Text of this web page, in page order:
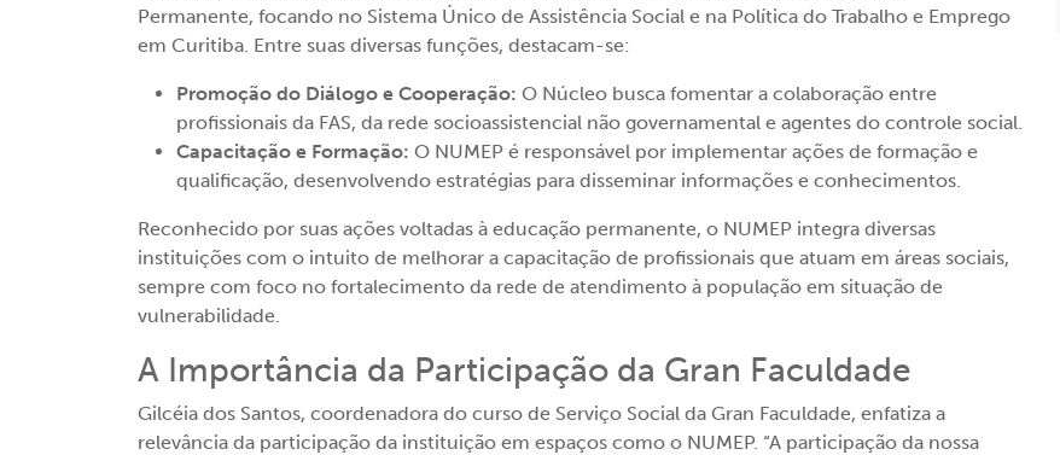
Permanente, focando no Sistema Único de Assistência Social e na Política do Trabalho e Emprego
em Curitiba. Entre suas diversas funções, destacam-se:
Promoção do Diálogo e Cooperação: O Núcleo busca fomentar a colaboração entre
profissionais da FAS, da rede socioassistencial não governamental e agentes do controle social.
Capacitação e Formação: O NUMEP é responsável por implementar ações de formação e
qualificação, desenvolvendo estratégias para disseminar informações e conhecimentos.
Reconhecido por suas ações voltadas à educação permanente, o NUMEP integra diversas
instituições com o intuito de melhorar a capacitação de profissionais que atuam em áreas sociais,
sempre com foco no fortalecimento da rede de atendimento à população em situação de
vulnerabilidade.
A Importância da Participação da Gran Faculdade
Gilcéia dos Santos, coordenadora do curso de Serviço Social da Gran Faculdade, enfatiza a
relevância da participação da instituição em espaços como o NUMEP. “A participação da nossa